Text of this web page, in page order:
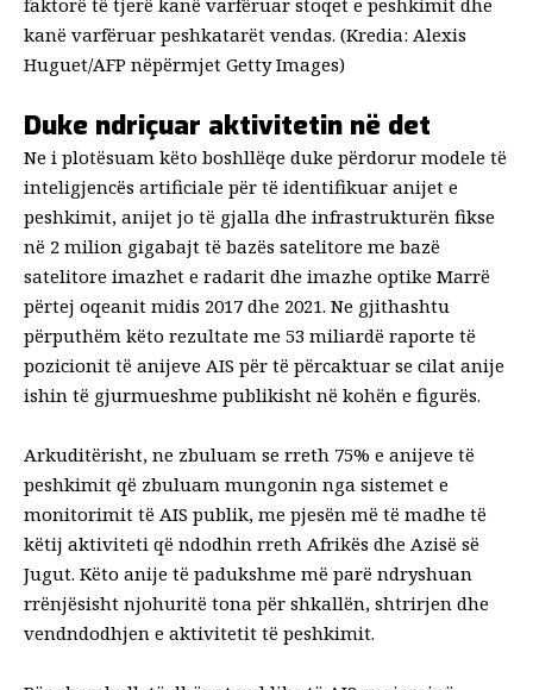
faktorë të tjerë kanë varfëruar stoqet e peshkimit dhe
kanë varfëruar peshkatarët vendas. (Kredia: Alexis
Huguet/AFP nëpërmjet Getty Images)
Duke ndriçuar aktivitetin në det
Ne i plotësuam këto boshllëqe duke përdorur modele të
inteligjencës artificiale për të identifikuar anijet e
peshkimit, anijet jo të gjalla dhe infrastrukturën fikse
në 2 milion gigabajt të bazës satelitore me bazë
satelitore imazhet e radarit dhe imazhe optike Marrë
përtej oqeanit midis 2017 dhe 2021. Ne gjithashtu
përputhëm këto rezultate me 53 miliardë raporte të
pozicionit të anijeve AIS për të përcaktuar se cilat anije
ishin të gjurmueshme publikisht në kohën e figurës.
Arkuditërisht, ne zbuluam se rreth 75% e anijeve të
peshkimit që zbuluam mungonin nga sistemet e
monitorimit të AIS publik, me pjesën më të madhe të
këtij aktiviteti që ndodhin rreth Afrikës dhe Azisë së
Jugut. Këto anije të padukshme më parë ndryshuan
rrënjësisht njohuritë tona për shkallën, shtrirjen dhe
vendndodhjen e aktivitetit të peshkimit.